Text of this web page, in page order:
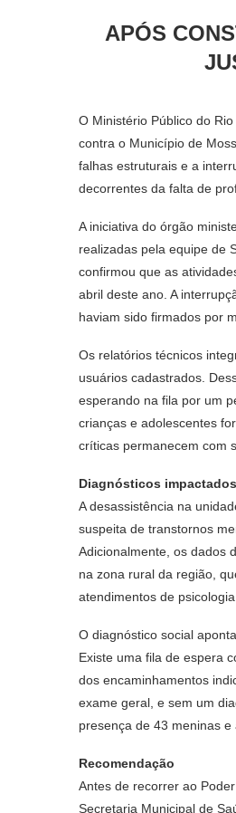
APÓS
O Ministério Público do
contra o Município de
falhas estruturais e a
decorrentes da falta de
A iniciativa do órgão
realizadas pela equipe de
confirmou que as
abril deste ano. A
haviam sido firmados por
Os relatórios técnicos
usuários cadastrados.
esperando na fila por um
crianças e adolescentes
críticas permanecem com
Diagnósticos impactados
A desassistência na
suspeita de transtornos
Adicionalmente, os dados
na zona rural da região,
atendimentos de
O diagnóstico social
Existe uma fila de espera
dos encaminhamentos
exame geral, e sem um
presença de 43 meninas e
Recomendação
Antes de recorrer ao
Secretaria Municipal de